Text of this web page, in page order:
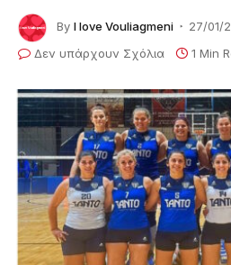
By I love Vouliagmeni
27/01/
Δεν υπάρχουν Σχόλια
1 Min